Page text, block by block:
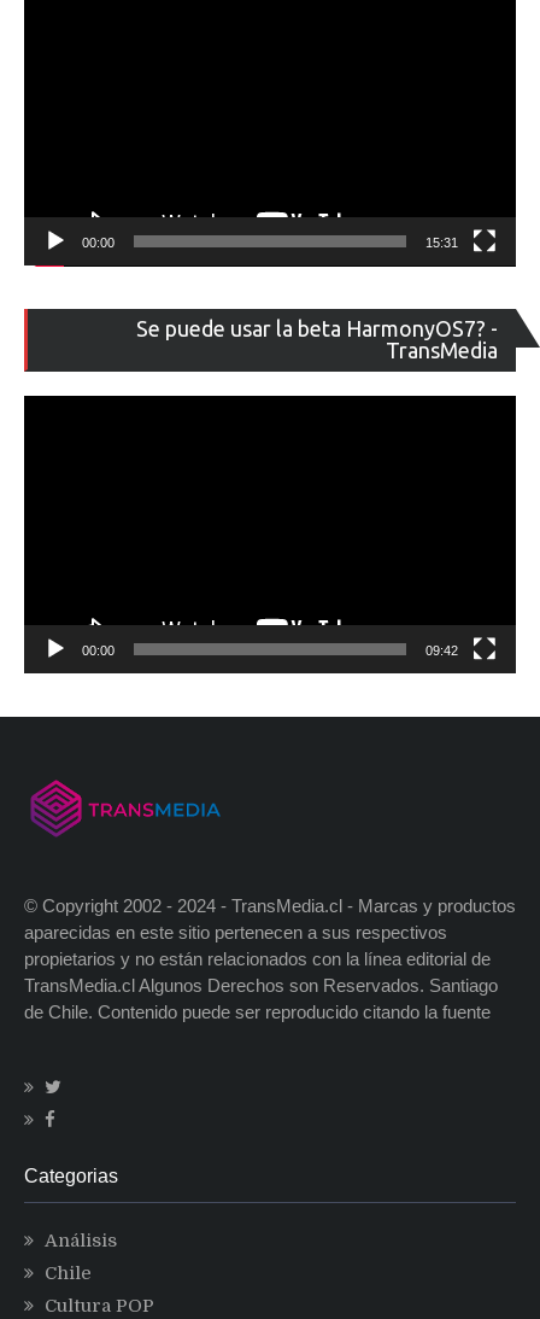
00:00 15:31
Se puede usar la beta HarmonyOS7? -
TransMedia
de
00:00 09:42
© Copyright 2002 - 2024 - TransMedia.cl - Marcas y productos
aparecidas en este sitio pertenecen a sus respectivos
propietarios y no están relacionados con la línea editorial de
TransMedia.cl Algunos Derechos son Reservados. Santiago
de Chile. Contenido puede ser reproducido citando la fuente
Categorias
Análisis
Chile
Cultura POP